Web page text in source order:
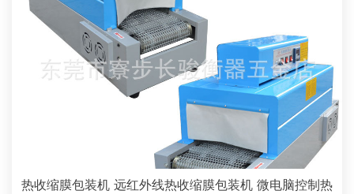
热收缩膜包装机 远红外线热收缩膜包装机 微电脑控制热